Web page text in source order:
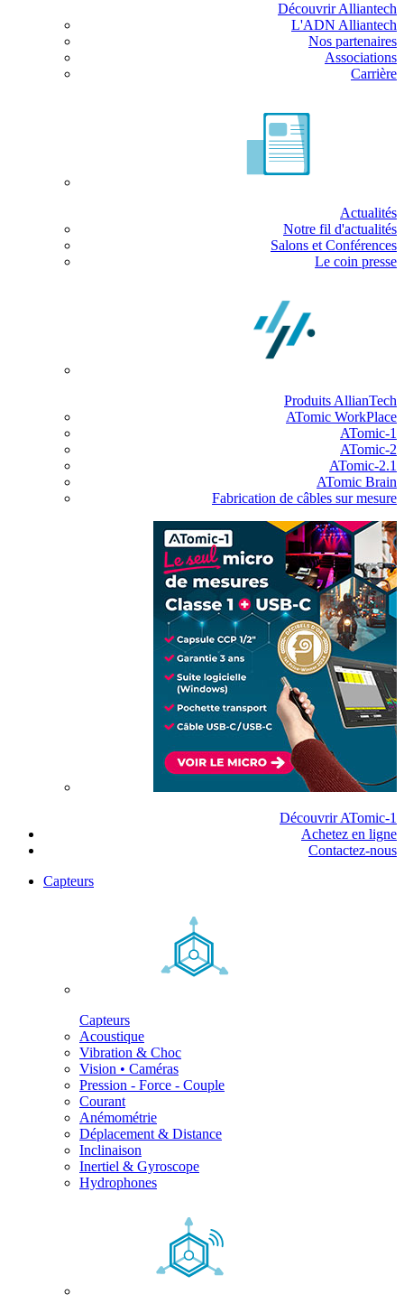
Découvrir Alliantech
L'ADN Alliantech
Nos partenaires
Associations
Carrière
Actualités
Notre fil d'actualités
Salons et Conférences
Le coin presse
Produits AllianTech
ATomic WorkPlace
ATomic-1
ATomic-2
ATomic-2.1
ATomic Brain
Fabrication de câbles sur mesure
Découvrir ATomic-1
Achetez en ligne
Contactez-nous
Capteurs
Capteurs
Acoustique
Vibration & Choc
Vision • Caméras
Pression - Force - Couple
Courant
Anémométrie
Déplacement & Distance
Inclinaison
Inertiel & Gyroscope
Hydrophones